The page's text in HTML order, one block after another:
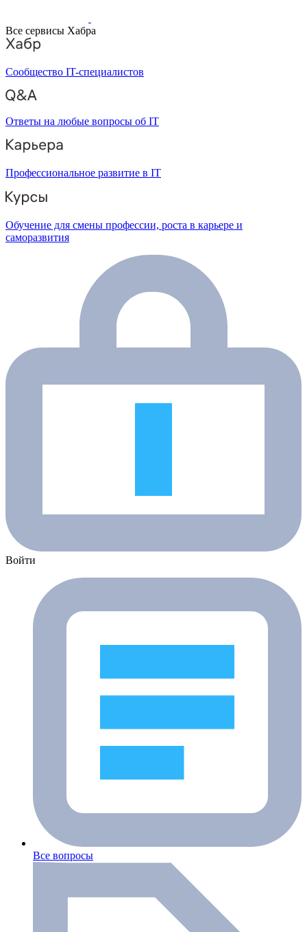
Все сервисы Хабра
Сообщество IT-специалистов
Ответы на любые вопросы об IT
Профессиональное развитие в IT
Обучение для смены профессии, роста в карьере и
саморазвития
Войти
Все вопросы